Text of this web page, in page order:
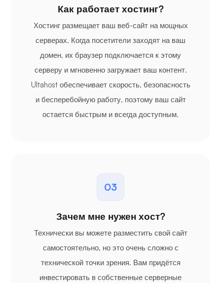
Как работает хостинг?
Хостинг размещает ваш веб-сайт на мощных
серверах. Когда посетители заходят на ваш
домен, их браузер подключается к этому
серверу и мгновенно загружает ваш контент.
Ultahost обеспечивает скорость, безопасность
и бесперебойную работу, поэтому ваш сайт
остается быстрым и всегда доступным.
03
Зачем мне нужен хост?
Технически вы можете разместить свой сайт
самостоятельно, но это очень сложно с
технической точки зрения. Вам придётся
инвестировать в собственные серверные